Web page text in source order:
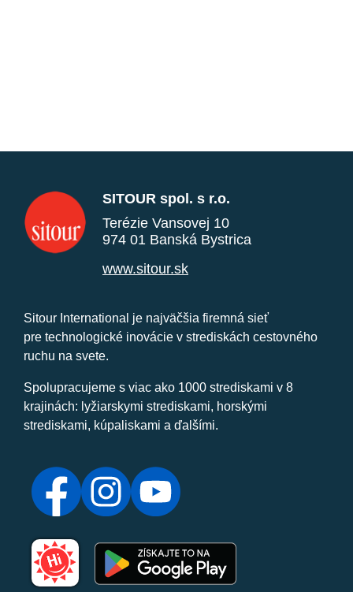
SITOUR spol. s r.o.
Terézie Vansovej 10
974 01 Banská Bystrica
www.sitour.sk
Sitour International je najväčšia firemná sieť
pre technologické inovácie v strediskách cestovného
ruchu na svete.
Spolupracujeme s viac ako 1000 strediskami v 8
krajinách: lyžiarskymi strediskami, horskými
strediskami, kúpaliskami a ďalšími.